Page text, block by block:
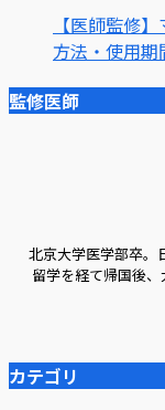
【医師監修
方法・使用
監修医師
北京大学医学部卒。
留学を経て帰国後
カテゴリ